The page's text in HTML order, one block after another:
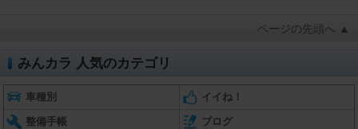
ページの先頭へ ▲
みんカラ 人気のカテゴリ
車種別 イイね！
整備手帳 ブログ